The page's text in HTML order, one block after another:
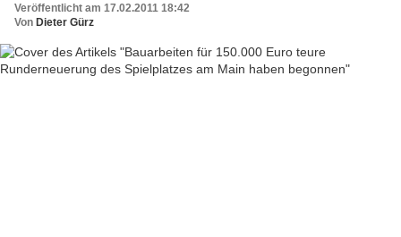
Veröffentlicht am 17.02.2011 18:42
Von Dieter Gürz